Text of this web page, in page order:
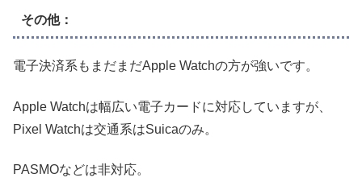
その他：
電子決済系もまだまだApple Watchの方が強いです。
Apple Watchは幅広い電子カードに対応していますが、
Pixel Watchは交通系はSuicaのみ。
PASMOなどは非対応。